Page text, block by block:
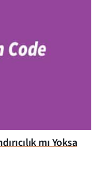
mı Yoksa